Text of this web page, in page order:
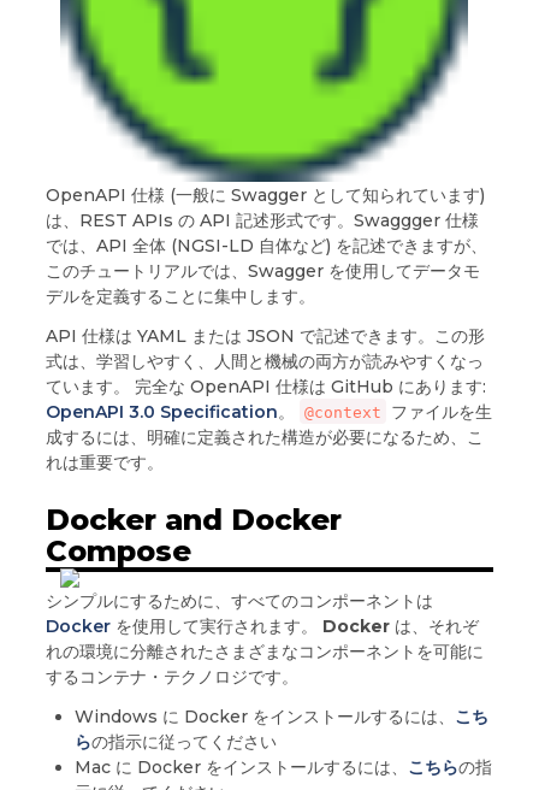
OpenAPI 仕様 (一般に Swagger として知られています)
は、REST APIs の API 記述形式です。Swaggger 仕様
では、API 全体 (NGSI-LD 自体など) を記述できますが、
このチュートリアルでは、Swagger を使用してデータモ
デルを定義することに集中します。
API 仕様は YAML または JSON で記述できます。この形
式は、学習しやすく、人間と機械の両方が読みやすくなっ
ています。 完全な OpenAPI 仕様は GitHub にあります:
OpenAPI 3.0 Specification。 @context
ファイルを生
成するには、明確に定義された構造が必要になるため、こ
れは重要です。
Docker and Docker
Compose
シンプルにするために、すべてのコンポーネントは
Dockerを使用して実行されます。 Dockerは、それぞ
れの環境に分離されたさまざまなコンポーネントを可能に
するコンテナ・テクノロジです。
Windows に Docker をインストールするには、 こち
らの指示に従ってください
Mac に Docker をインストールするには、 こちらの指